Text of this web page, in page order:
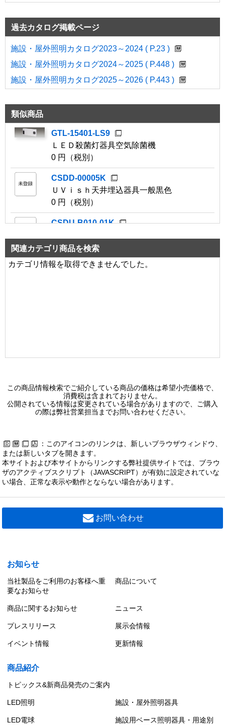
過去カタログ掲載ページ
施設・屋外照明カタログ2023～2024 ( P.23 )
施設・屋外照明カタログ2024～2025 ( P.448 )
施設・屋外照明カタログ2025～2026 ( P.443 )
類似商品
GTL-15401-LS9
ＬＥＤ殺菌灯器具空気除菌機
0 円（税別）
CSDD-00005K
ＵＶｉｓｈ天井埋込器具一般黒色
0 円（税別）
CSDU-B010-01K
0 円（税別）
CSKDB010A05K
CSKDB010102W05Y
CSKDB010062W05
ＵＶｉｓｈ組合せ・除菌脱臭照明
CSKDB010062W05Y
ＵＶｉｓｈ組合せ・除菌脱臭照明
0 円（税別）
0 円（税別）
関連カテゴリ商品を検索
カテゴリ情報を取得できませんでした。
この商品情報検索でご紹介している商品の価格は希望小売価格で、
消費税は含まれておりません。
公開されている情報は変更されている場合がありますので、ご購入
の際は弊社営業担当までお問い合わせください。
：このアイコンのリンクは、新しいブラウザウィンドウ、
または新しいタブを開きます。
本サイトおよび本サイトからリンクする弊社提供サイトでは、ブラウ
ザのアクティブスクリプト（JAVASCRIPT）が有効に設定されていな
い場合、正常な表示や動作とならない場合があります。
お問い合わせ
お知らせ
当社製品をご利用のお客様へ重
要なお知らせ
商品について
商品に関するお知らせ ニュース
プレスリリース 展示会情報
イベント情報 更新情報
商品紹介
トピックス&新商品発売のご案内
LED照明 施設・屋外照明器具
LED電球
施設用ベース照明器具・用途別